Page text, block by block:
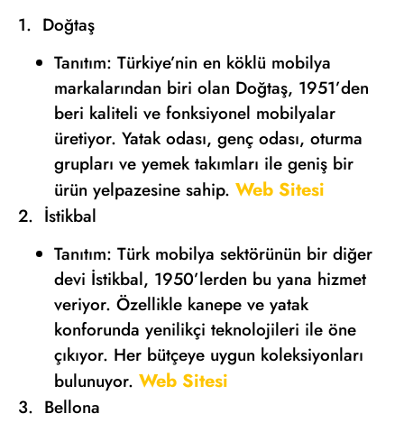
1. Doğtaş
Tanıtım: Türkiye’nin en köklü mobilya
markalarından biri olan Doğtaş, 1951’den
beri kaliteli ve fonksiyonel mobilyalar
üretiyor. Yatak odası, genç odası, oturma
grupları ve yemek takımları ile geniş bir
ürün yelpazesine sahip. Web Sitesi
2. İstikbal
Tanıtım: Türk mobilya sektörünün bir diğer
devi İstikbal, 1950’lerden bu yana hizmet
veriyor. Özellikle kanepe ve yatak
konforunda yenilikçi teknolojileri ile öne
çıkıyor. Her bütçeye uygun koleksiyonları
bulunuyor. Web Sitesi
3. Bellona